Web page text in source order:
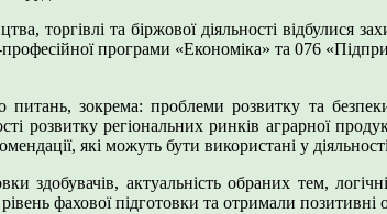
торгівлі та біржової діяльності відбулися
програми «Економіка» та 076
зокрема: проблеми розвитку та
розвитку регіональних ринків аграрної
які можуть бути використані у
здобувачів, актуальність обраних тем,
фахової підготовки та отримали позитивні